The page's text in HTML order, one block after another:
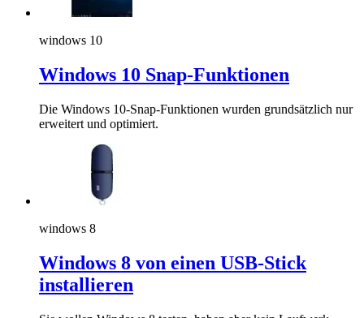
windows 10
Windows 10 Snap-Funktionen
Die Windows 10-Snap-Funktionen wurden grundsätzlich nur
erweitert und optimiert.
windows 8
Windows 8 von einen USB-Stick
installieren